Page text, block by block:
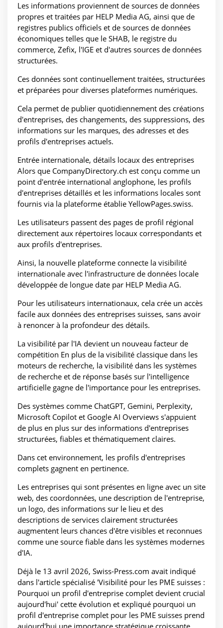
Les informations proviennent de sources de données
propres et traitées par HELP Media AG, ainsi que de
registres publics officiels et de sources de données
économiques telles que le SHAB, le registre du
commerce, Zefix, l'IGE et d'autres sources de données
structurées.
Ces données sont continuellement traitées, structurées
et préparées pour diverses plateformes numériques.
Cela permet de publier quotidiennement des créations
d'entreprises, des changements, des suppressions, des
informations sur les marques, des adresses et des
profils d'entreprises actuels.
Entrée internationale, détails locaux des entreprises
Alors que CompanyDirectory.ch est conçu comme un
point d'entrée international anglophone, les profils
d'entreprises détaillés et les informations locales sont
fournis via la plateforme établie YellowPages.swiss.
Les utilisateurs passent des pages de profil régional
directement aux répertoires locaux correspondants et
aux profils d'entreprises.
Ainsi, la nouvelle plateforme connecte la visibilité
internationale avec l'infrastructure de données locale
développée de longue date par HELP Media AG.
Pour les utilisateurs internationaux, cela crée un accès
facile aux données des entreprises suisses, sans avoir
à renoncer à la profondeur des détails.
La visibilité par l'IA devient un nouveau facteur de
compétition En plus de la visibilité classique dans les
moteurs de recherche, la visibilité dans les systèmes
de recherche et de réponse basés sur l'intelligence
artificielle gagne de l'importance pour les entreprises.
Des systèmes comme ChatGPT, Gemini, Perplexity,
Microsoft Copilot et Google AI Overviews s'appuient
de plus en plus sur des informations d'entreprises
structurées, fiables et thématiquement claires.
Dans cet environnement, les profils d'entreprises
complets gagnent en pertinence.
Les entreprises qui sont présentes en ligne avec un site
web, des coordonnées, une description de l'entreprise,
un logo, des informations sur le lieu et des
descriptions de services clairement structurées
augmentent leurs chances d'être visibles et reconnues
comme une source fiable dans les systèmes modernes
d'IA.
Déjà le 13 avril 2026, Swiss-Press.com avait indiqué
dans l'article spécialisé 'Visibilité pour les PME suisses :
Pourquoi un profil d'entreprise complet devient crucial
aujourd'hui' cette évolution et expliqué pourquoi un
profil d'entreprise complet pour les PME suisses prend